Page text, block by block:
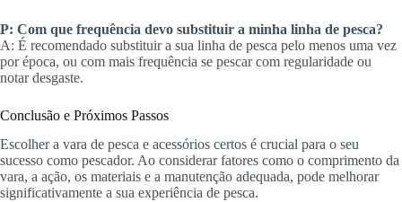
P: Com que frequência devo substituir a minha linha de pesca?
A: É recomendado substituir a sua linha de pesca pelo menos uma vez
por época, ou com mais frequência se pescar com regularidade ou
notar desgaste.
Conclusão e Próximos Passos
Escolher a vara de pesca e acessórios certos é crucial para o seu
sucesso como pescador. Ao considerar fatores como o comprimento da
vara, a ação, os materiais e a manutenção adequada, pode melhorar
significativamente a sua experiência de pesca.